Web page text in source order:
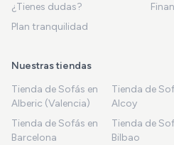
¿Tienes dudas?
Plan tranquilidad
Nuestras tiendas
Tienda de Sofás en
Alberic (Valencia)
Tienda de
Alcoy
Tienda de Sofás en
Barcelona
Tienda de
Bilbao